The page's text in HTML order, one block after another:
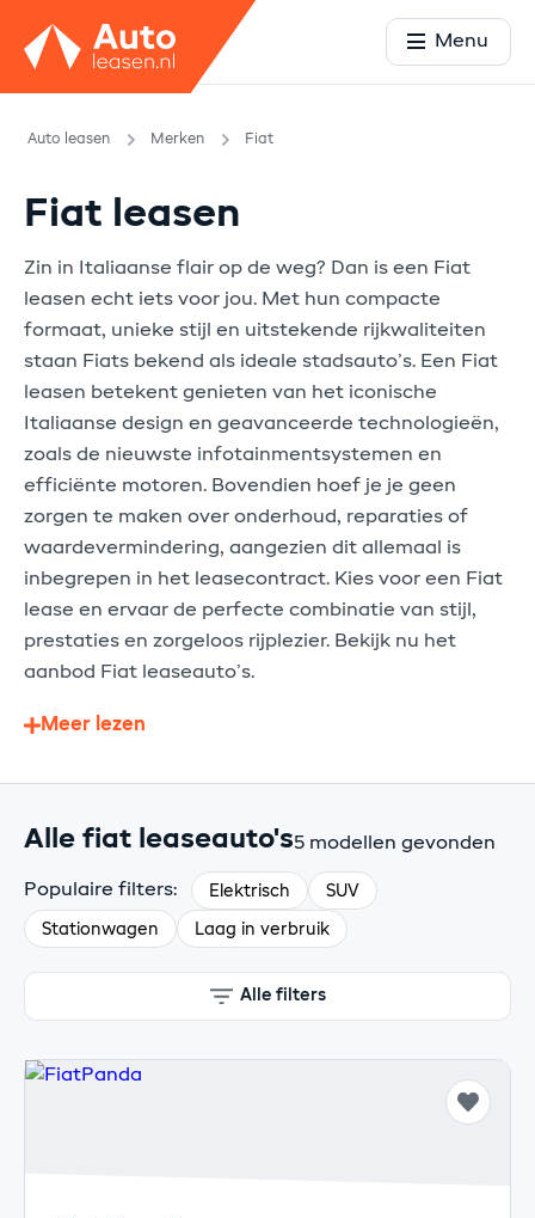
Menu
Auto leasen Merken Fiat
Fiat leasen
Zin in Italiaanse flair op de weg? Dan is een Fiat
leasen echt iets voor jou. Met hun compacte
formaat, unieke stijl en uitstekende rijkwaliteiten
staan Fiats bekend als ideale stadsauto’s. Een Fiat
leasen betekent genieten van het iconische
Italiaanse design en geavanceerde technologieën,
zoals de nieuwste infotainmentsystemen en
efficiënte motoren. Bovendien hoef je je geen
zorgen te maken over onderhoud, reparaties of
waardevermindering, aangezien dit allemaal is
inbegrepen in het leasecontract. Kies voor een Fiat
lease en ervaar de perfecte combinatie van stijl,
prestaties en zorgeloos rijplezier. Bekijk nu het
aanbod Fiat leaseauto’s.
Meer lezen
Alle fiat leaseauto's5 modellen gevonden
Populaire filters: Elektrisch SUV
Stationwagen Laag in verbruik
Alle filters